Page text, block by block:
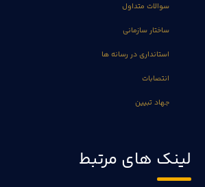
سوالات متداول
ساختار سازمانی
استانداری در رسانه ها
انتصابات
جهاد تبیین
لینک های مرتبط